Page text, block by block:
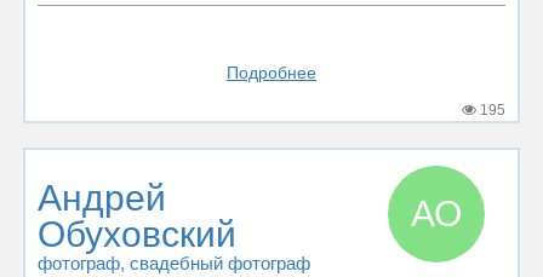
Подробнее
195
Андрей
Обуховский
фотограф, свадебный фотограф
АО